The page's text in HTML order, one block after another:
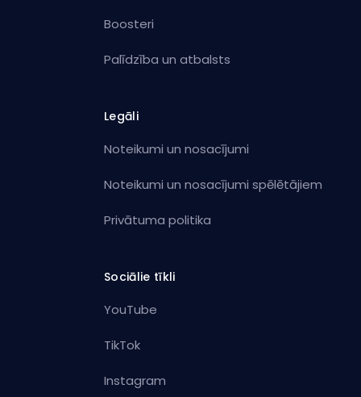
Boosteri
Palīdzība un atbalsts
Legāli
Noteikumi un nosacījumi
Noteikumi un nosacījumi spēlētājiem
Privātuma politika
Sociālie tīkli
YouTube
TikTok
Instagram